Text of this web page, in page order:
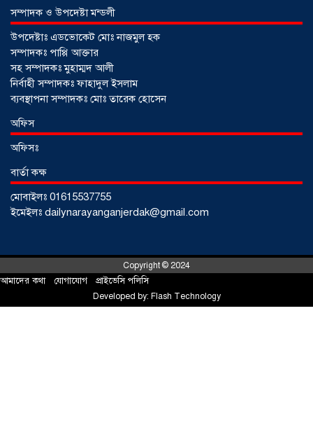
শর্টগান
০৩ আগস্ট ২০২৬
সম্পাদক ও উপদেষ্টা মন্ডলী
উপদেষ্টাঃ এডভোকেট মোঃ নাজমুল হক
সম্পাদকঃ পাপ্পি আক্তার
সহ সম্পাদকঃ মুহাম্মদ আলী
নির্বাহী সম্পাদকঃ ফাহাদুল ইসলাম
ব্যবস্থাপনা সম্পাদকঃ মোঃ তারেক হোসেন
অফিস
অফিসঃ
বার্তা কক্ষ
মোবাইলঃ 01615537755
ইমেইলঃ dailynarayanganjerdak@gmail.com
Copyright © 2024
আমাদের কথা যোগাযোগ প্রাইভেসি পলিসি
Developed by: Flash Technology